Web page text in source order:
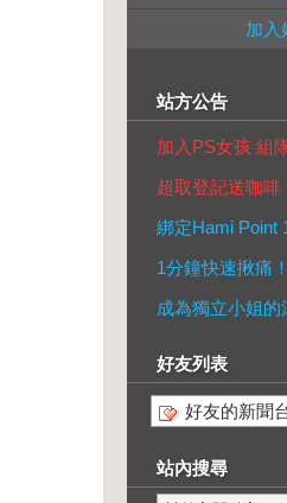
加入
站方公告
加入PS女孩 組
超取登記送咖啡
綁定Hami Point
1分鐘快速揪痛！
成為獨立小姐的
好友列表
好友的新聞
站內搜尋